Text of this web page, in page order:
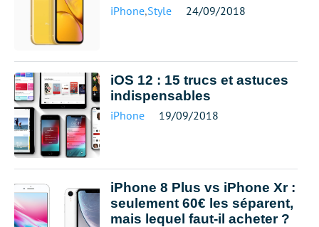
iPhone,Style 24/09/2018
iOS 12 : 15 trucs et astuces
indispensables
iPhone 19/09/2018
iPhone 8 Plus vs iPhone Xr :
seulement 60€ les séparent,
mais lequel faut-il acheter ?